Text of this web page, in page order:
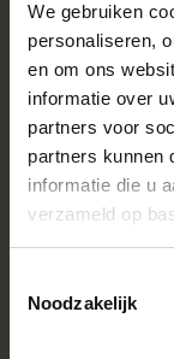
We gebruiken
personaliseren,
en om ons
informatie over
partners voor
partners kunnen
informatie die u
verzameld op
Noodzakelijk
HRM-
Lees meer